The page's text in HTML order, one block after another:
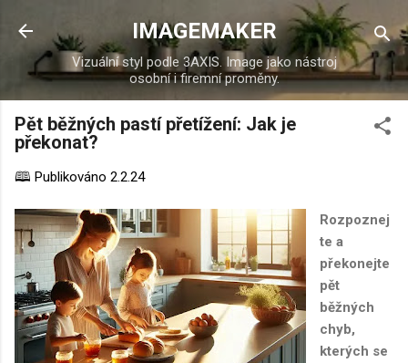
Přeskočit na hlavní obsah
IMAGEMAKER
Vizuální styl podle 3AXIS. Image jako nástroj
osobní i firemní proměny.
Pět běžných pastí přetížení: Jak je
překonat?
🕮 Publikováno 2.2.24
Rozpoznej
te a
překonejte
pět
běžných
chyb,
kterých se